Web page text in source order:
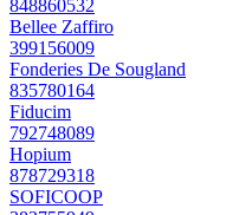
848860532
Bellee Zaffiro
399156009
Fonderies De Sougland
835780164
Fiducim
792748089
Hopium
878729318
SOFICOOP